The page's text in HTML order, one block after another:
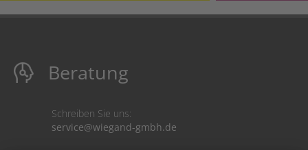
Beratung
Schreiben Sie uns:
service@wiegand-gmbh.de